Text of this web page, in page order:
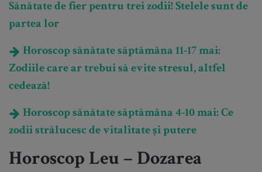
Sănătate de fier pentru trei zodii! Stelele sunt de
partea lor
Horoscop sănătate săptămâna 11-17 mai:
Zodiile care ar trebui să evite stresul, altfel
cedează!
Horoscop sănătate săptămâna 4-10 mai: Ce
zodii strălucesc de vitalitate și putere
Horoscop Leu – Dozarea